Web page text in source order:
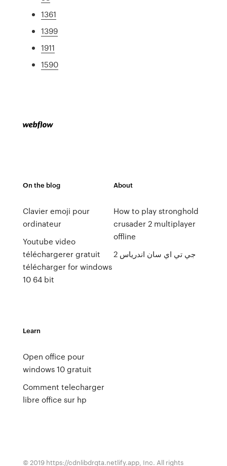
1361
1399
1911
1590
On the blog
Clavier emoji pour
ordinateur
Youtube video
téléchargerer gratuit
télécharger for windows
10 64 bit
About
How to play stronghold
crusader 2 multiplayer
offline
جي تي اي سان اندرياس 2
Learn
Open office pour
windows 10 gratuit
Comment telecharger
libre office sur hp
© 2019 https://cdnlibdrqta.netlify.app, Inc. All rights